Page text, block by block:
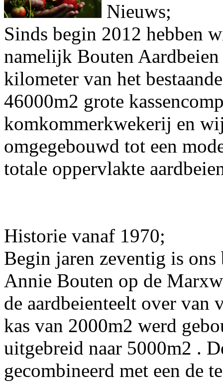
Nieuws;
Sinds begin 2012 hebben
namelijk Bouten
kilometer van het
46000m2 grote
komkommerkwekerij en
omgegebouwd tot een
totale oppervlakte
Historie vanaf 1970;
Begin jaren zeventig is
Annie Bouten op de
de aardbeienteelt over van
kas van 2000m2 werd
uitgebreid naar 5000m2 .
gecombineerd met een de